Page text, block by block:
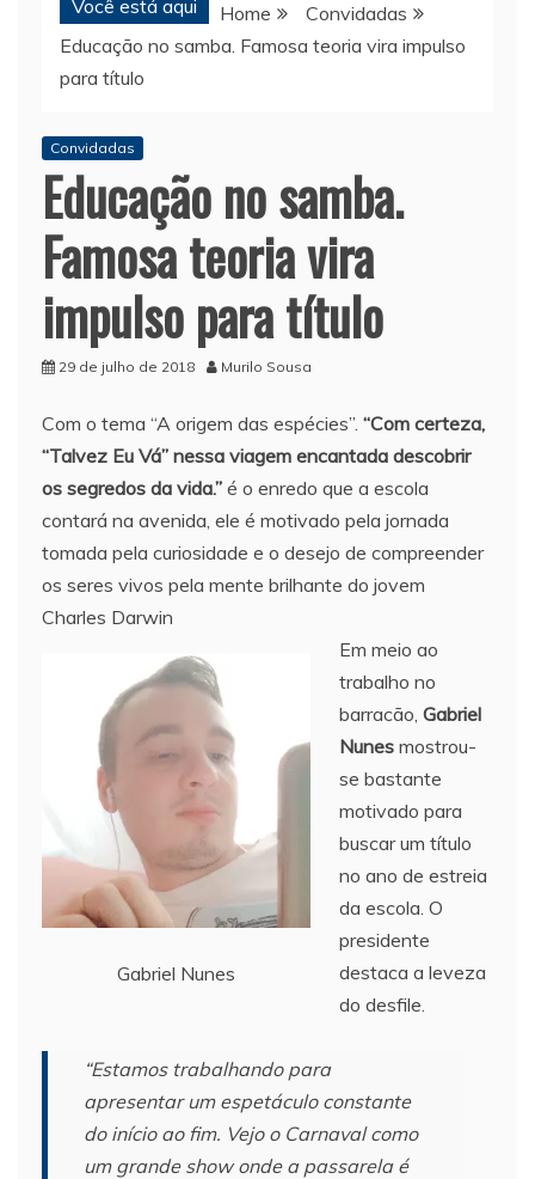
Você está aqui Home
Convidadas
Educação no samba. Famosa teoria vira impulso
para título
Convidadas
Educação no samba.
Famosa teoria vira
impulso para título
29 de julho de 2018 Murilo Sousa
Com o tema “A origem das espécies”. “Com certeza,
“Talvez Eu Vá” nessa viagem encantada descobrir
os segredos da vida.” é o enredo que a escola
contará na avenida, ele é motivado pela jornada
tomada pela curiosidade e o desejo de compreender
os seres vivos pela mente brilhante do jovem
Charles Darwin
Gabriel Nunes
Em meio ao
trabalho no
barracão, Gabriel
Nunes mostrou-
se bastante
motivado para
buscar um título
no ano de estreia
da escola. O
presidente
destaca a leveza
do desfile.
“Estamos trabalhando para
apresentar um espetáculo constante
do início ao fim. Vejo o Carnaval como
um grande show onde a passarela é